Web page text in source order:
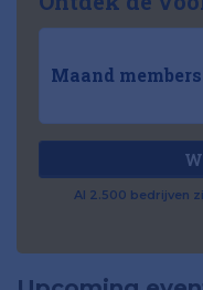
Maand
Al 2.500 bedrijven